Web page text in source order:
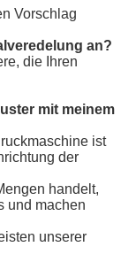
Vorschlag
an?
die Ihren
mit meinem
ist
der
handelt,
und machen
unserer